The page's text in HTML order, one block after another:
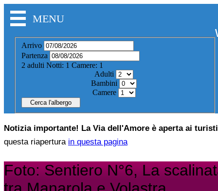
MENU
Arrivo
Partenza
2 adulti Notti: 1 Camere: 1
Adulti
Bambini
Camere
Cerca l'albergo
Notizia importante! La Via dell'Amore è aperta ai
questa riapertura in questa pagina
Foto: Sentiero N°6, La